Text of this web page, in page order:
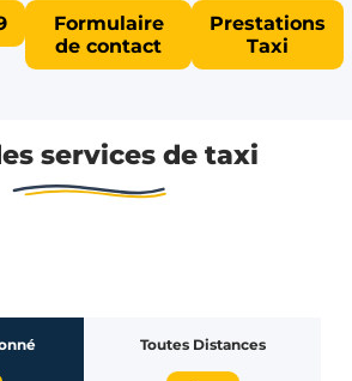
Formulaire
de contact
Prestations
Taxi
services de taxi
Toutes Distances